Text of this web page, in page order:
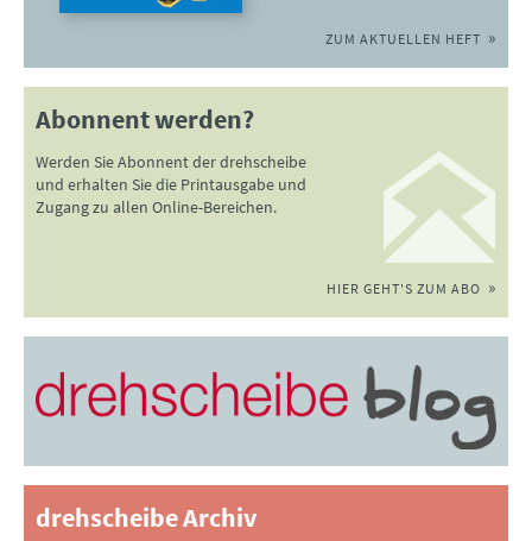
ZUM AKTUELLEN HEFT
Abonnent werden?
Werden Sie Abonnent der drehscheibe
und erhalten Sie die Printausgabe und
Zugang zu allen Online-Bereichen.
HIER GEHT'S ZUM ABO
drehscheibe Archiv